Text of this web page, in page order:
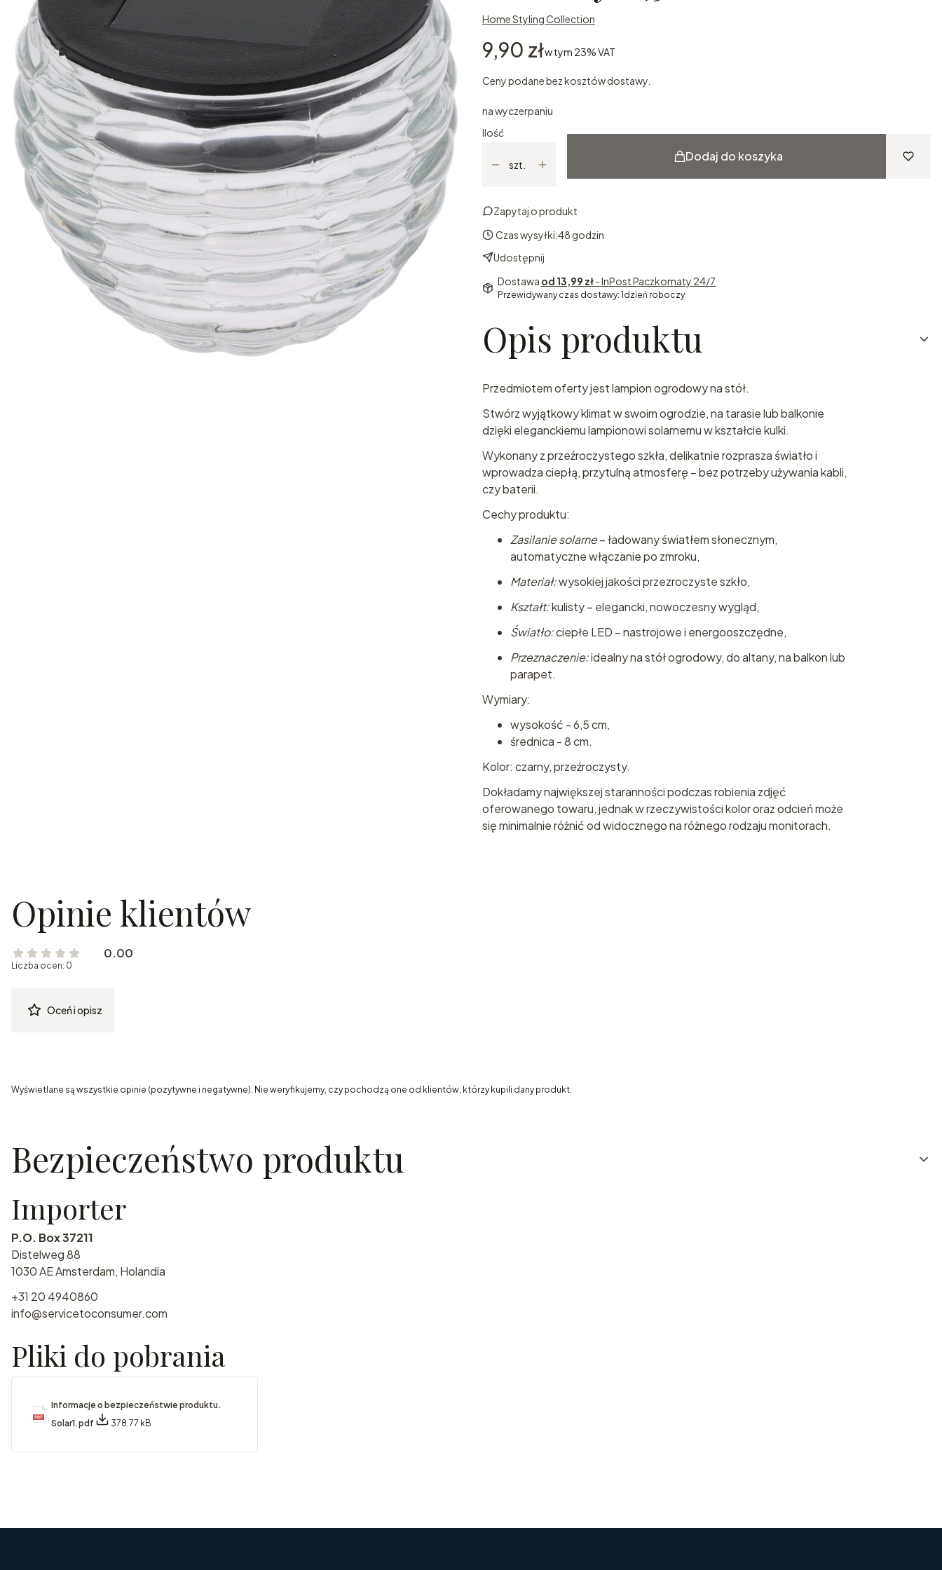
Home Styling Collection
Cena
9,90 złw tym 23% VAT
w tym 23%VAT
Ceny podane bez kosztów dostawy.
na wyczerpaniu
Ilość
szt.
Dodaj do koszyka
Zapytaj o produkt
Czas wysyłki:48 godzin
Udostępnij
Dostawa od 13,99 zł- InPost Paczkomaty 24/7
Przewidywany czas dostawy: 1dzień roboczy
Opis produktu
Przedmiotem oferty jest lampion ogrodowy na stół.
Stwórz wyjątkowy klimat w swoim ogrodzie, na tarasie lub balkonie
dzięki eleganckiemu lampionowi solarnemu w kształcie kulki.
Wykonany z przeźroczystego szkła, delikatnie rozprasza światło i
wprowadza ciepłą, przytulną atmosferę – bez potrzeby używania kabli,
czy baterii.
Cechy produktu:
Zasilanie solarne– ładowany światłem słonecznym,
automatyczne włączanie po zmroku,
Materiał:wysokiej jakości przezroczyste szkło,
Kształt:kulisty – elegancki, nowoczesny wygląd,
Światło:ciepłe LED – nastrojowe i energooszczędne,
Przeznaczenie:idealny na stół ogrodowy, do altany, na balkon lub
parapet.
Wymiary:
wysokość - 6,5 cm,
średnica - 8 cm.
Kolor: czarny, przeźroczysty.
Dokładamy największej staranności podczas robienia zdjęć
oferowanego towaru, jednak w rzeczywistości kolor oraz odcień może
się minimalnie różnić od widocznego na różnego rodzaju monitorach.
Opinie klientów
0.00
Liczba ocen: 0
Oceń i opisz
Wyświetlane są wszystkie opinie (pozytywne i negatywne). Nie weryfikujemy, czy pochodzą one od klientów, którzy kupili dany produkt.
Bezpieczeństwo produktu
Importer
P.O. Box 37211
Distelweg 88
1030 AE Amsterdam, Holandia
+31 20 4940860
info@servicetoconsumer.com
Pliki do pobrania
Informacje o bezpieczeństwie produktu.
Solar1.pdf
378.77 kB